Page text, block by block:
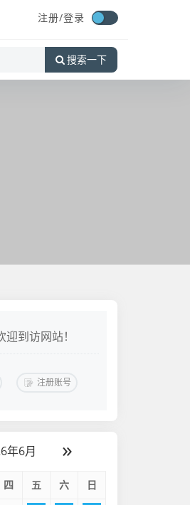
注册/登录
搜索一下
到访网站！
注册账号
年6月 »
四 五 六 日